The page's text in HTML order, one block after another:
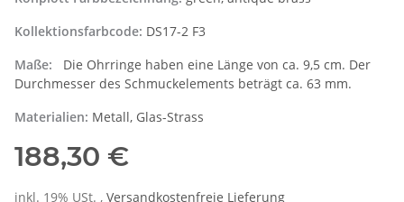
Kollektionsfarbcode: DS17-2 F3
Maße:
Die Ohrringe haben eine Länge von ca. 9,5 cm. Der
Durchmesser des Schmuckelements beträgt ca. 63 mm.
Materialien: Metall, Glas-Strass
188,30 €
inkl. 19% USt. , Versandkostenfreie Lieferung